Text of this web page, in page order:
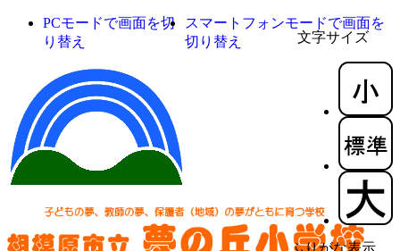
文字サイズ
ふりがな表示
PCモードで画面を切
り替え
スマートフォンモードで画面を
切り替え